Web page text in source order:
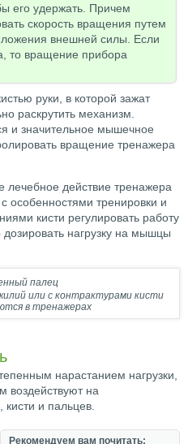
его удержать. Причем
скорость вращения путем
внешней силы. Если
то вращение прибора
руки, в которой зажат
раскрутить механизм.
и значительное мышечное
вращение тренажера
лечебное действие тренажера
особенностями тренировки и
кисти регулировать работу
нагрузку на мышцы
или с контрактурами кисти
в тренажерах
нарастанием нагрузки,
воздействуют на
и пальцев.
Рекомендуем вам почитать: